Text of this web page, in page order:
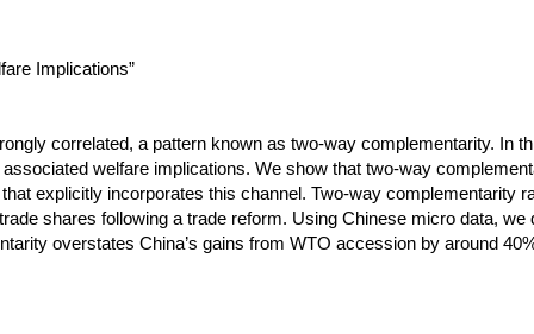
Implications”
correlated, a pattern known as two-way complementarity. In
welfare implications. We show that two-way
explicitly incorporates this channel. Two-way complementarity
shares following a trade reform. Using Chinese micro data,
overstates China’s gains from WTO accession by around